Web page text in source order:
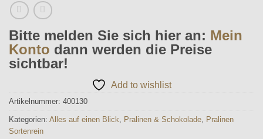
Bitte melden Sie sich hier an: Mein
Konto dann werden die Preise
sichtbar!
Add to wishlist
Artikelnummer: 400130
Kategorien: Alles auf einen Blick, Pralinen & Schokolade, Pralinen
Sortenrein